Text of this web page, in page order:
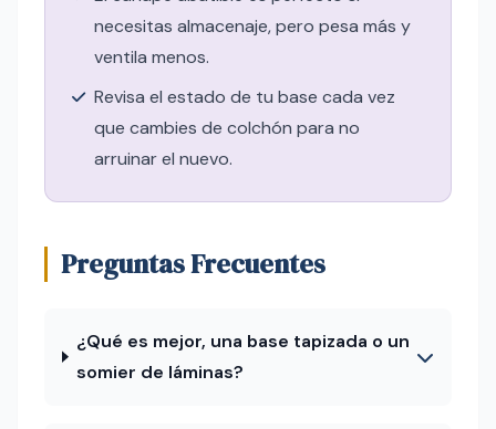
necesitas almacenaje, pero pesa más y
ventila menos.
Revisa el estado de tu base cada vez
que cambies de colchón para no
arruinar el nuevo.
Preguntas Frecuentes
¿Qué es mejor, una base tapizada o un
somier de láminas?